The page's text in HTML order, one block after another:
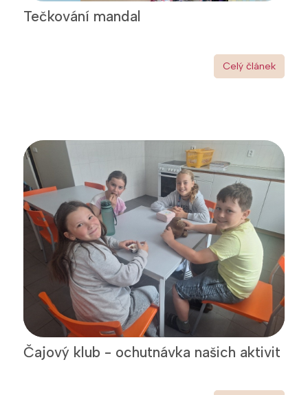
Tečkování mandal
Celý článek
Čajový klub - ochutnávka našich aktivit